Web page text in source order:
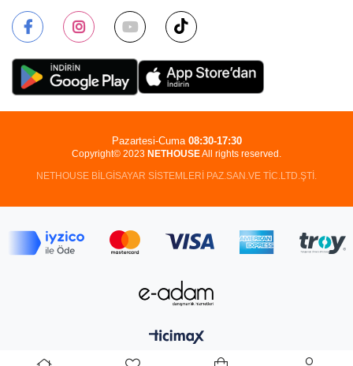
Copyright© 2023 NETHOUSEAll rights reserved.
NETHOUSE BİLGİSAYAR SİSTEMLERİ PAZ.SAN.VE TİC.LTD.ŞTİ.
Pazartesi-Cuma 08:30-17:30